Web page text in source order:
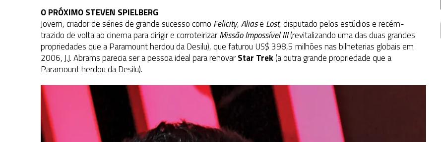
O PRÓXIMO STEVEN SPIELBERG
Jovem, criador de séries de grande sucesso como Felicity,Aliase Lost, disputado pelos estúdios e recém-
trazido de volta ao cinema para dirigir e corroteirizarMissão Impossível III(revitalizando uma das duas grandes
propriedades que a Paramount herdou da Desilu), que faturou US$ 398,5 milhões nas bilheterias globais em
2006, J.J. Abrams parecia ser a pessoa ideal para renovarStar Trek(a outra grande propriedade que a
Paramount herdou da Desilu).